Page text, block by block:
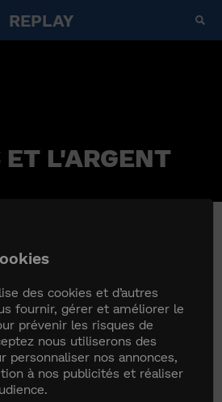
REPLAY
L'ARGENT
des cookies et d’autres
fournir, gérer et améliorer le
prévenir les risques de
nous utiliserons des
personnaliser nos annonces,
à nos publicités et réaliser